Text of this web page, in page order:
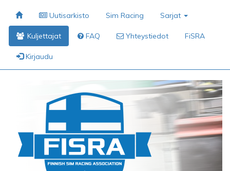
Uutisarkisto Sim Racing Sarjat
Kuljettajat FAQ Yhteystiedot FiSRA
Kirjaudu